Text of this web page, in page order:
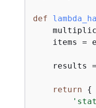
def
items =
results
return
{